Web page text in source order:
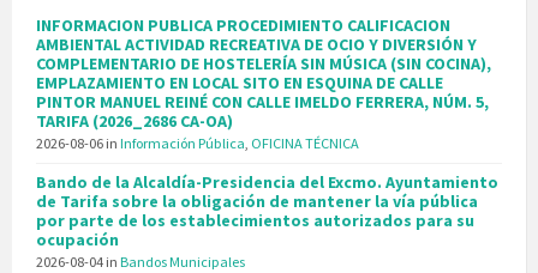
INFORMACION PUBLICA PROCEDIMIENTO CALIFICACION
AMBIENTAL ACTIVIDAD RECREATIVA DE OCIO Y DIVERSIÓN Y
COMPLEMENTARIO DE HOSTELERÍA SIN MÚSICA (SIN COCINA),
EMPLAZAMIENTO EN LOCAL SITO EN ESQUINA DE CALLE
PINTOR MANUEL REINÉ CON CALLE IMELDO FERRERA, NÚM. 5,
TARIFA (2026_2686 CA-OA)
2026-08-06 in Información Pública, OFICINA TÉCNICA
Bando de la Alcaldía-Presidencia del Excmo. Ayuntamiento
de Tarifa sobre la obligación de mantener la vía pública
por parte de los establecimientos autorizados para su
ocupación
2026-08-04 in Bandos Municipales